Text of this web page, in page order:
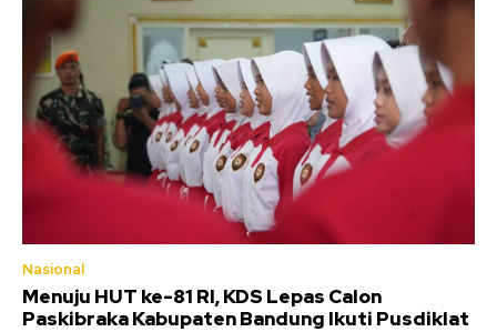
Nasional
Menuju HUT ke-81 RI, KDS Lepas Calon
Paskibraka Kabupaten Bandung Ikuti Pusdiklat